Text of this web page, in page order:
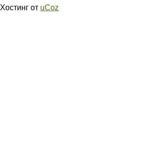
Хостинг от uCoz